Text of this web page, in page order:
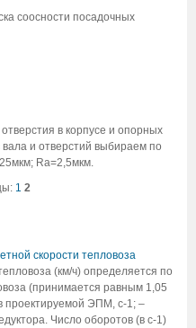
соосности посадочных
в корпусе и опорных
и отверстий выбираем по
Ra=2,5мкм.
1 2
скорости тепловоза
(км/ч) определяется по
(принимается равным 1,05
проектируемой ЭПМ, с-1; –
Число оборотов (в с-1)